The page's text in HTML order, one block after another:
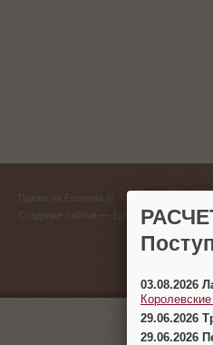
Пряжа на Есенина ©
Создание сайтов
03.08.2026
29.06.2026
29.06.2026